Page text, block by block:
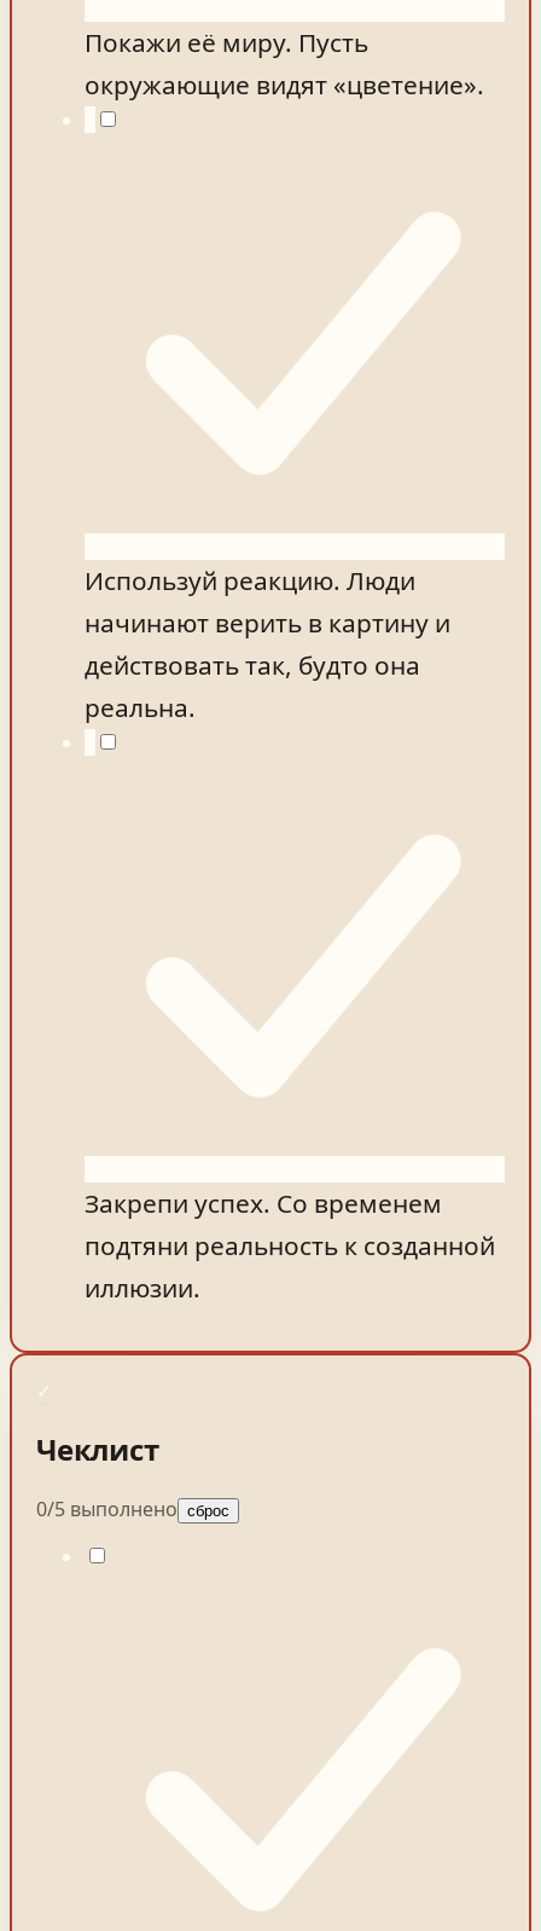
Покажи её миру. Пусть
окружающие видят «цветение».
Используй реакцию. Люди
начинают верить в картину и
действовать так, будто она
реальна.
Закрепи успех. Со временем
подтяни реальность к созданной
иллюзии.
✓
Чеклист
0/5 выполнено сброс